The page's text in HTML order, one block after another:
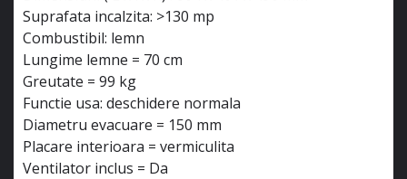
Suprafata incalzita: >130 mp
Combustibil: lemn
Lungime lemne = 70 cm
Greutate = 99 kg
Functie usa: deschidere normala
Diametru evacuare = 150 mm
Placare interioara = vermiculita
Ventilator inclus = Da